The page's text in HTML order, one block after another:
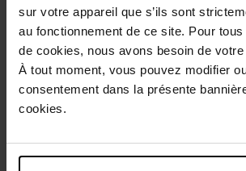
sur votre appareil que s’ils sont
au fonctionnement de ce site. Pour
de cookies, nous avons besoin de
À tout moment, vous pouvez modifier
consentement dans la présente
cookies.
Description
Caractéristiques